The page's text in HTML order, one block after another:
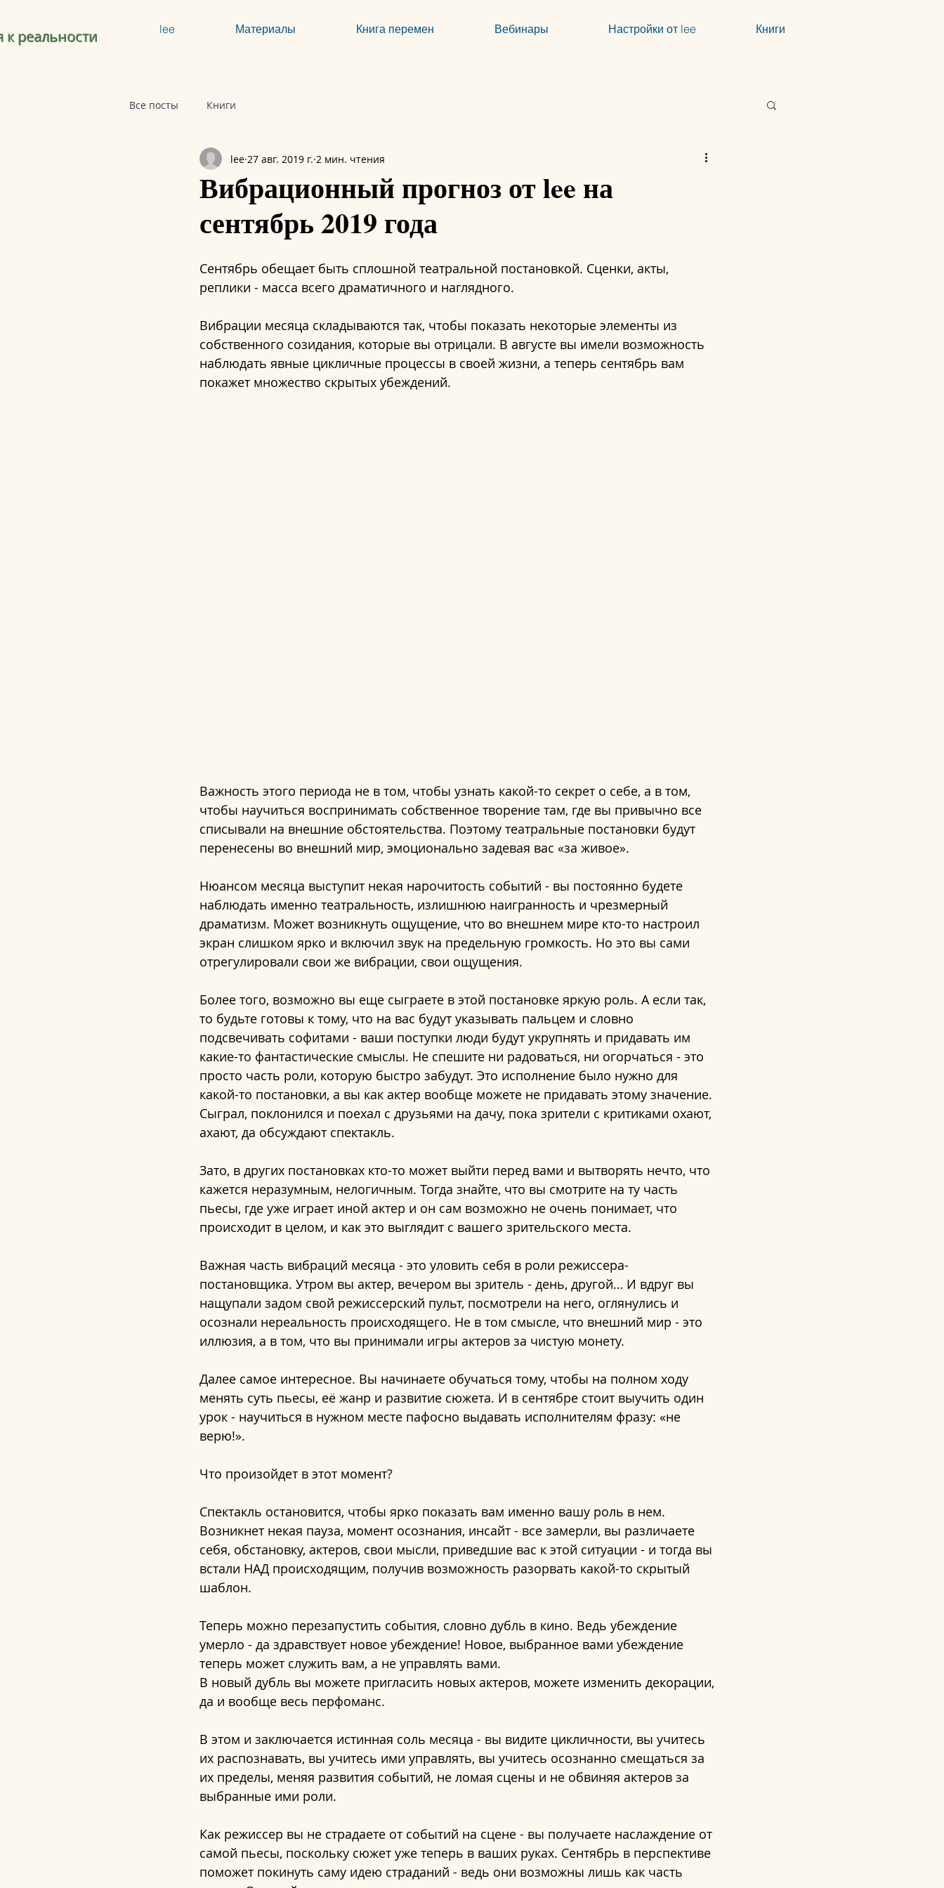
к реальности lee Материалы Книга перемен Вебинары Настройки от lee Книги
Все посты Книги
Вибрационный прогноз от lee на
сентябрь 2019 года
lee 27 авг. 2019 г. 2 мин. чтения
Сентябрь обещает быть сплошной театральной постановкой. Сценки, акты,
реплики - масса всего драматичного и наглядного.
Вибрации месяца складываются так, чтобы показать некоторые элементы из
собственного созидания, которые вы отрицали. В августе вы имели возможность
наблюдать явные цикличные процессы в своей жизни, а теперь сентябрь вам
покажет множество скрытых убеждений.
Важность этого периода не в том, чтобы узнать какой-то секрет о себе, а в том,
чтобы научиться воспринимать собственное творение там, где вы привычно все
списывали на внешние обстоятельства. Поэтому театральные постановки будут
перенесены во внешний мир, эмоционально задевая вас «за живое».
Нюансом месяца выступит некая нарочитость событий - вы постоянно будете
наблюдать именно театральность, излишнюю наигранность и чрезмерный
драматизм. Может возникнуть ощущение, что во внешнем мире кто-то настроил
экран слишком ярко и включил звук на предельную громкость. Но это вы сами
отрегулировали свои же вибрации, свои ощущения.
Более того, возможно вы еще сыграете в этой постановке яркую роль. А если так,
то будьте готовы к тому, что на вас будут указывать пальцем и словно
подсвечивать софитами - ваши поступки люди будут укрупнять и придавать им
какие-то фантастические смыслы. Не спешите ни радоваться, ни огорчаться - это
просто часть роли, которую быстро забудут. Это исполнение было нужно для
какой-то постановки, а вы как актер вообще можете не придавать этому значение.
Сыграл, поклонился и поехал с друзьями на дачу, пока зрители с критиками охают,
ахают, да обсуждают спектакль.
Зато, в других постановках кто-то может выйти перед вами и вытворять нечто, что
кажется неразумным, нелогичным. Тогда знайте, что вы смотрите на ту часть
пьесы, где уже играет иной актер и он сам возможно не очень понимает, что
происходит в целом, и как это выглядит с вашего зрительского места.
Важная часть вибраций месяца - это уловить себя в роли режиссера-
постановщика. Утром вы актер, вечером вы зритель - день, другой… И вдруг вы
нащупали задом свой режиссерский пульт, посмотрели на него, оглянулись и
осознали нереальность происходящего. Не в том смысле, что внешний мир - это
иллюзия, а в том, что вы принимали игры актеров за чистую монету.
Далее самое интересное. Вы начинаете обучаться тому, чтобы на полном ходу
менять суть пьесы, её жанр и развитие сюжета. И в сентябре стоит выучить один
урок - научиться в нужном месте пафосно выдавать исполнителям фразу: «не
верю!».
Что произойдет в этот момент?
Спектакль остановится, чтобы ярко показать вам именно вашу роль в нем.
Возникнет некая пауза, момент осознания, инсайт - все замерли, вы различаете
себя, обстановку, актеров, свои мысли, приведшие вас к этой ситуации - и тогда вы
встали НАД происходящим, получив возможность разорвать какой-то скрытый
шаблон.
Теперь можно перезапустить события, словно дубль в кино. Ведь убеждение
умерло - да здравствует новое убеждение! Новое, выбранное вами убеждение
теперь может служить вам, а не управлять вами.
В новый дубль вы можете пригласить новых актеров, можете изменить декорации,
да и вообще весь перфоманс.
В этом и заключается истинная соль месяца - вы видите цикличности, вы учитесь
их распознавать, вы учитесь ими управлять, вы учитесь осознанно смещаться за
их пределы, меняя развития событий, не ломая сцены и не обвиняя актеров за
выбранные ими роли.
Как режиссер вы не страдаете от событий на сцене - вы получаете наслаждение от
самой пьесы, поскольку сюжет уже теперь в ваших руках. Сентябрь в перспективе
поможет покинуть саму идею страданий - ведь они возможны лишь как часть